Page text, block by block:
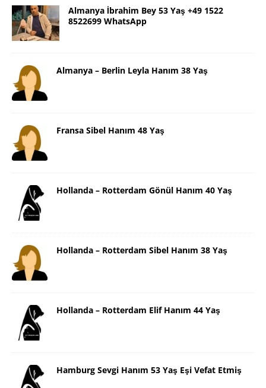
Almanya İbrahim Bey 53 Yaş +49 1522
8522699 WhatsApp
Almanya – Berlin Leyla Hanım 38 Yaş
Fransa Sibel Hanım 48 Yaş
Hollanda – Rotterdam Gönül Hanım 40 Yaş
Hollanda – Rotterdam Sibel Hanım 38 Yaş
Hollanda – Rotterdam Elif Hanım 44 Yaş
Hamburg Sevgi Hanım 53 Yaş Eşi Vefat Etmiş